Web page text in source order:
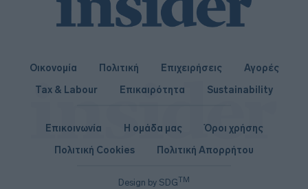
Οικονομία Πολιτική Επιχειρήσεις
Αγορές
Tax & Labour
Επικαιρότητα Sustainability
Design by SDGTM
Επικοινωνία Η ομάδα μας
Όροι χρήσης
Πολιτική Cookies
Πολιτική Απορρήτου